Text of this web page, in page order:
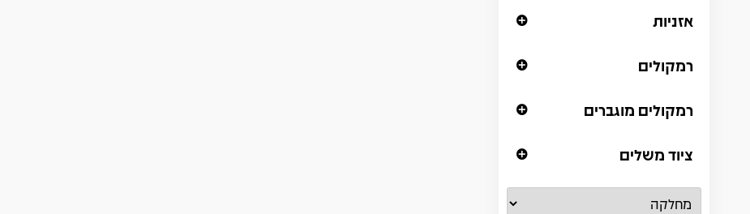
אזניות
רמקולים
רמקולים מוגברים
ציוד משלים